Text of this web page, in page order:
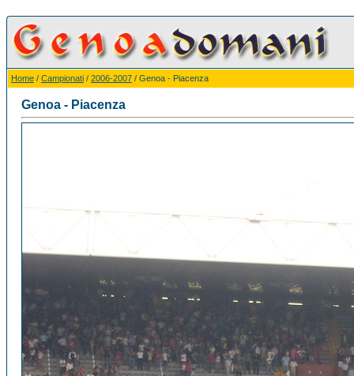
Home / Campionati / 2006-2007 / Genoa - Piacenza
Genoa - Piacenza